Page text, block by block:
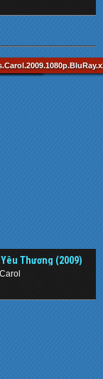
/ 82 min
Thương (2009)